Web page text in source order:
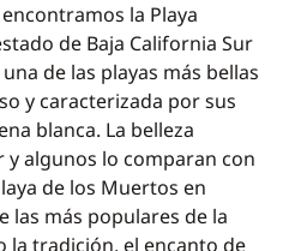
la Playa
de Baja California Sur
de las playas más bellas
y caracterizada por sus
blanca. La belleza
y algunos lo comparan con
de los Muertos en
las más populares de la
la tradición, el encanto de